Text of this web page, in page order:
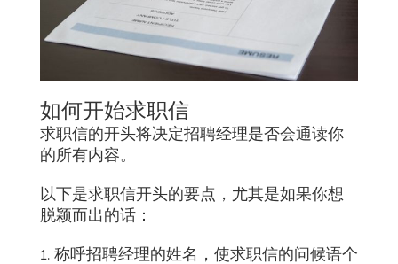
如何开始求职信
求职信的开头将决定招聘经理是否会通读你
的所有内容。
以下是求职信开头的要点，尤其是如果你想
脱颖而出的话：
1. 称呼招聘经理的姓名，使求职信的问候语个